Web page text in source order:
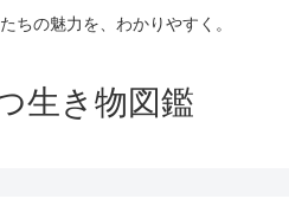
ちの魅力を、わかりやすく。
生き物図鑑